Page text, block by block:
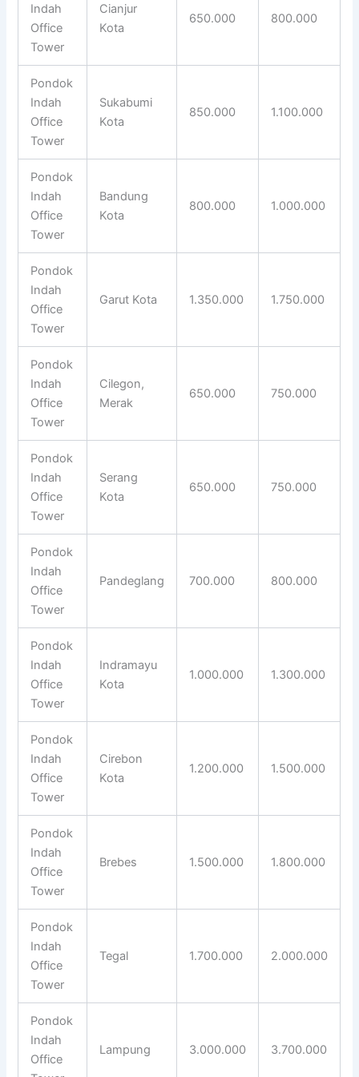
Indah
Office
Tower
Cianjur
Kota
650.000 800.000
Pondok
Indah
Office
Tower
Sukabumi
Kota
850.000 1.100.000
Pondok
Indah
Office
Tower
Bandung
Kota
800.000 1.000.000
Pondok
Indah
Office
Tower
Garut Kota 1.350.000 1.750.000
Pondok
Indah
Office
Tower
Cilegon,
Merak
650.000 750.000
Pondok
Indah
Office
Tower
Serang
Kota
650.000 750.000
Pondok
Indah
Office
Tower
Pandeglang 700.000 800.000
Pondok
Indah
Office
Tower
Indramayu
Kota
1.000.000 1.300.000
Pondok
Indah
Office
Tower
Cirebon
Kota
1.200.000 1.500.000
Pondok
Indah
Office
Tower
Brebes 1.500.000 1.800.000
Pondok
Indah
Office
Tower
Tegal 1.700.000 2.000.000
Pondok
Indah
Office
Lampung 3.000.000 3.700.000